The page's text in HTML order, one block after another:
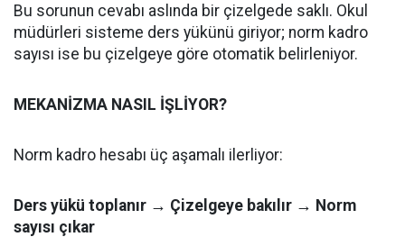
Bu sorunun cevabı aslında bir çizelgede saklı. Okul
müdürleri sisteme ders yükünü giriyor; norm kadro
sayısı ise bu çizelgeye göre otomatik belirleniyor.
MEKANİZMA NASIL İŞLİYOR?
Norm kadro hesabı üç aşamalı ilerliyor:
Ders yükü toplanır → Çizelgeye bakılır → Norm
sayısı çıkar